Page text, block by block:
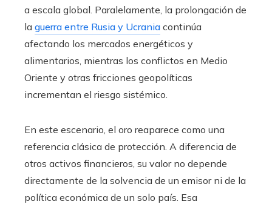
a escala global. Paralelamente, la prolongación de
la guerra entre Rusia y Ucrania continúa
afectando los mercados energéticos y
alimentarios, mientras los conflictos en Medio
Oriente y otras fricciones geopolíticas
incrementan el riesgo sistémico.
En este escenario, el oro reaparece como una
referencia clásica de protección. A diferencia de
otros activos financieros, su valor no depende
directamente de la solvencia de un emisor ni de la
política económica de un solo país. Esa